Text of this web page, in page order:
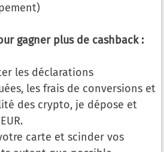
gagner plus de cashback :
les déclarations
les frais de conversions et
des crypto, je dépose et
carte et scinder vos